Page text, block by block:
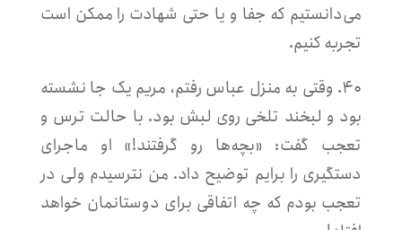
می‌دانستیم که جفا و یا حتی شهادت را ممکن است
تجربه کنیم.
۴۰. وقتی به منزل عباس رفتم، مریم یک جا نشسته
بود و لبخند تلخی روی لبش بود. با حالت ترس و
تعجب گفت: «بچه‌ها رو گرفتند!» او ماجرای
دستگیری را برایم توضیح داد. من نترسیدم ولی در
تعجب بودم که چه اتفاقی برای دوستانمان خواهد